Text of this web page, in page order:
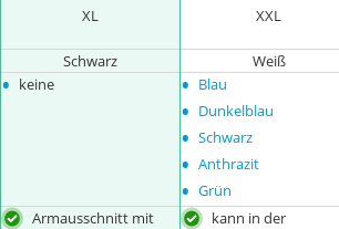
XL XXL
Schwarz Weiß
• keine • Blau
• Dunkelblau
• Schwarz
• Anthrazit
• Grün
Armausschnitt mit
kann in der